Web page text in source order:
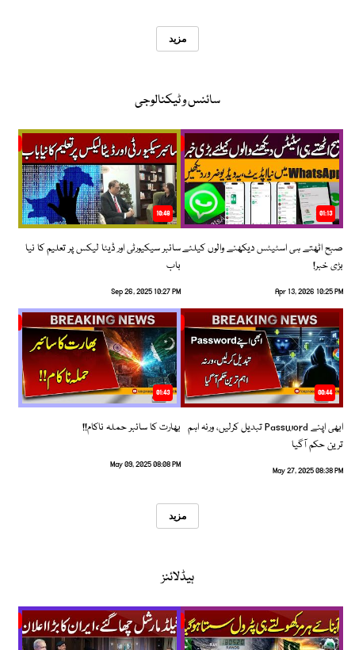
مزید
سائنس و ٹیکنالوجی
01:13
صبح اٹھتے ہی اسٹیٹس دیکھنے والوں کیلئے
بڑی خبر!
Apr 13, 2026 10:25 PM
10:48
سائبر سیکیورٹی اور ڈیٹا لیکس پر تعلیم کا نیا
باب
Sep 26, 2025 10:27 PM
00:44
ابھی اپنے Password تبدیل کرلیں، ورنہ اہم
ترین حکم آگیا
May 27, 2025 08:38 PM
01:43
بھارت کا سائبر حملہ ناکام!!
May 09, 2025 08:08 PM
مزید
ہیڈلائنز